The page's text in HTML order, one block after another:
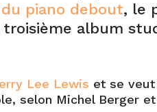
piano debout, le
troisième album
Lee Lewis et se
selon Michel Berger